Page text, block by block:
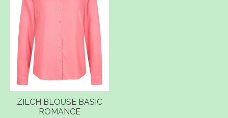
ZILCH BLOUSE BASIC
ROMANCE